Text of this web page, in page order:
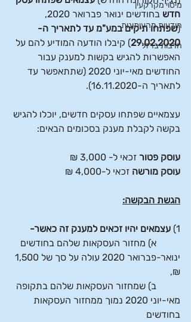
מיסוי מקרקעין
הודעות מהעיתונות
חרבות ברזל
חדש
בחודשים ינואר פברואר 2020,
(שפתחו תיקים במע"מ עד לתאריך ה-
29.02.2020) קיבלו הודעה המודיע להם על
האפשרות להגיש בקשות למענק עבור
החודשים מאי-יוני 2020 (שתתאפשר עד
לתאריך ה-16.11.2020).
עצמאיים שפתחו עסקים חדשים, יוכלו להגיש
בקשה לקבלת מענק בסכומים הבאים:
עוסק פטור זכאי ל- 3,000 ₪
עוסק מורשה זכאי ל-4,000 ₪
הגשת הבקשה:
1) עצמאים יהיו זכאים למענק זה כאשר-
א) מחזור העסקאות שלהם בחודשים
₪,
ב) שמחזור העסקאות שלהם בתקופה
מאי-יוני 2020 נמוך ממחזור העסקאות
בחודשים